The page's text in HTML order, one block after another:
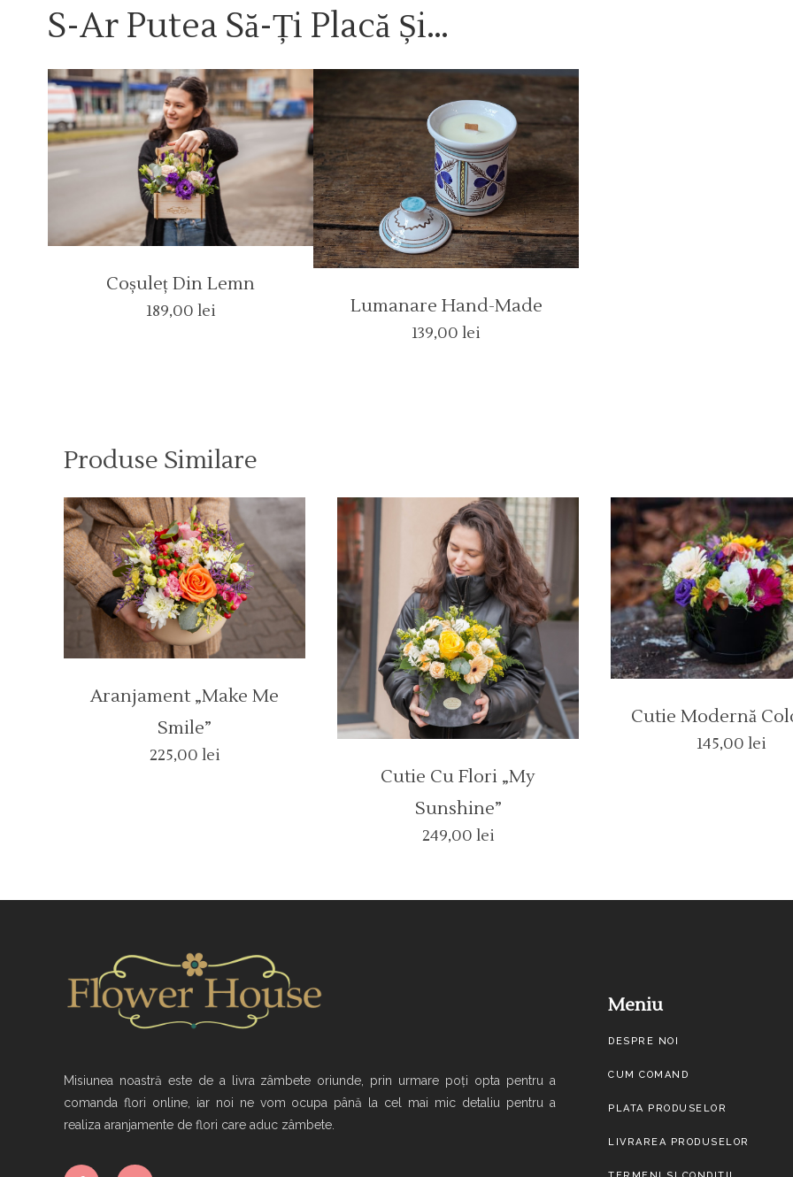
S-Ar Putea Să-Ți Placă Și…
Coșuleț Din Lemn
189,00 lei Lumanare Hand-Made
139,00 lei
Produse Similare
Aranjament „Make Me
Smile”
225,00 lei
Cutie Cu Flori „My
Sunshine”
249,00 lei
Cutie Modernă
145,00 lei
Misiunea noastră este de a livra zâmbete oriunde, prin urmare poți opta pentru a
comanda flori online, iar noi ne vom ocupa până la cel mai mic detaliu pentru a
realiza aranjamente de flori care aduc zâmbete.
Meniu
DESPRE NOI
CUM COMAND
PLATA PRODUSELOR
LIVRAREA PRODUSELOR